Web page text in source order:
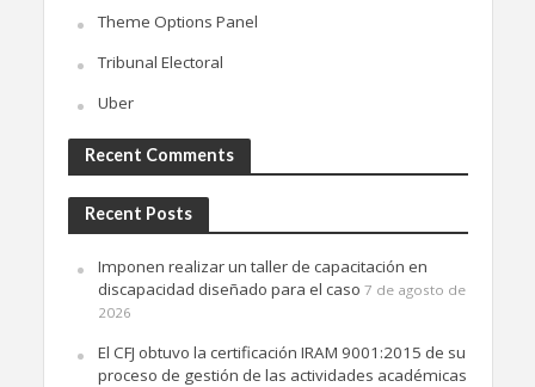
Theme Options Panel
Tribunal Electoral
Uber
Recent Comments
Recent Posts
Imponen realizar un taller de capacitación en
discapacidad diseñado para el caso 7 de agosto de
2026
El CFJ obtuvo la certificación IRAM 9001:2015 de su
proceso de gestión de las actividades académicas